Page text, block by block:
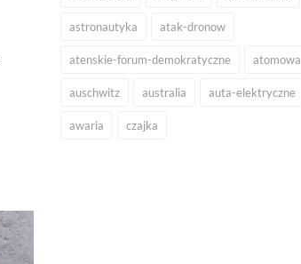
astronautyka atak-dronow
atenskie-forum-demokratyczne atomowa
auschwitz australia auta-elektryczne
awaria czajka